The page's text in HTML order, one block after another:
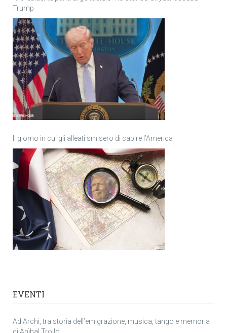
Trump
Il giorno in cui gli alleati smisero di capire l’America
EVENTI
Ad Archi, tra storia dell’emigrazione, musica, tango e memoria